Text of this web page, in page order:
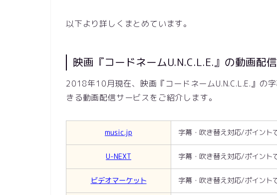
以下より詳しくまとめています。
映画『コードネームU.N.C.L.E.』の動画配
2018年10月現在、映画『コードネームU.N.C.L.E.』の
きる動画配信サービスをご紹介します。
music.jp 字幕・吹き替え対応/ポイント
U-NEXT 字幕・吹き替え対応/ポイント
ビデオマーケット 字幕・吹き替え対応/ポイント